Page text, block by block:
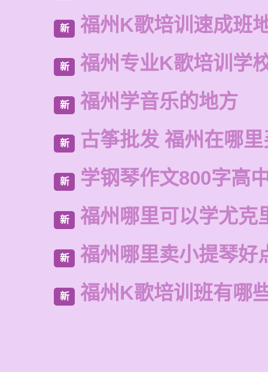
新 福州K歌培训速成班
新 福州专业K歌培训学
新 福州学音乐的地方
新 古筝批发 福州在哪
新 学钢琴作文800字高
新 福州哪里可以学尤克
新 福州哪里卖小提琴好
新 福州K歌培训班有哪